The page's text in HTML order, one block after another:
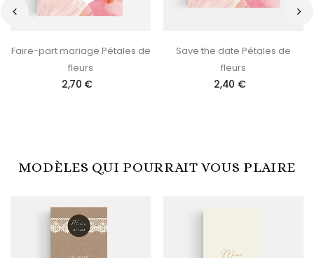
Faire-part mariage Pétales de
fleurs
2,70 €
Save the date Pétales de
fleurs
2,40 €
MODÈLES QUI POURRAIT VOUS PLAIRE